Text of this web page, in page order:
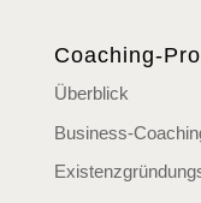
Coaching-
Überblick
Business-